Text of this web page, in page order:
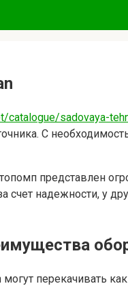
catalogue/sadovaya-
С
представлен
счет надежности, у
перекачивать